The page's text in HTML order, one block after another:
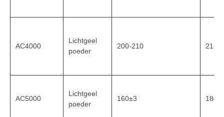
AC4000
Lichtgeel
poeder
200-210 215-
AC5000
Lichtgeel
poeder
160±3